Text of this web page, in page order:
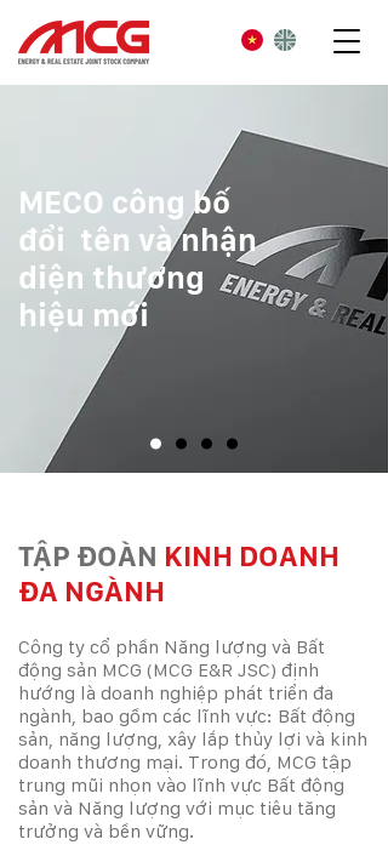
MECO công bố
đổi tên và nhận
diện thương
hiệu mới
TẬP ĐOÀN KINH DOANH
ĐA NGÀNH
Công ty cổ phần Năng lượng và Bất
động sản MCG (MCG E&R JSC) định
hướng là doanh nghiệp phát triển đa
ngành, bao gồm các lĩnh vực: Bất động
sản, năng lượng, xây lắp thủy lợi và kinh
doanh thương mại. Trong đó, MCG tập
trung mũi nhọn vào lĩnh vực Bất động
sản và Năng lượng với mục tiêu tăng
trưởng và bền vững.